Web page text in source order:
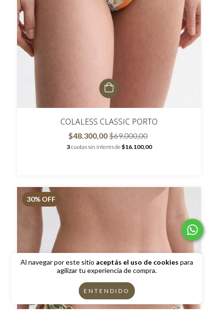
Al navegar por este sitio aceptás el uso de cookies para
agilizar tu experiencia de compra.
ENTENDIDO
COLALESS CLASSIC PORTO
$48.300,00$69.000,00
3cuotas sin interés de$16.100,00
30% OFF